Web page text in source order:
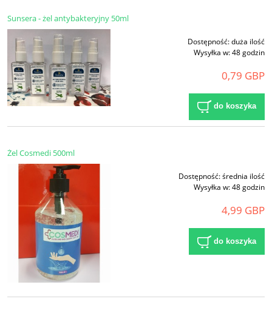
Sunsera - żel antybakteryjny 50ml
Dostępność:duża ilość
Wysyłka w:48 godzin
0,79 GBP
do koszyka
Żel Cosmedi 500ml
Dostępność:średnia ilość
Wysyłka w:48 godzin
4,99 GBP
do koszyka